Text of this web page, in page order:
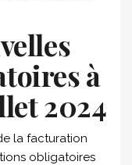
à
2024
la facturation
obligatoires